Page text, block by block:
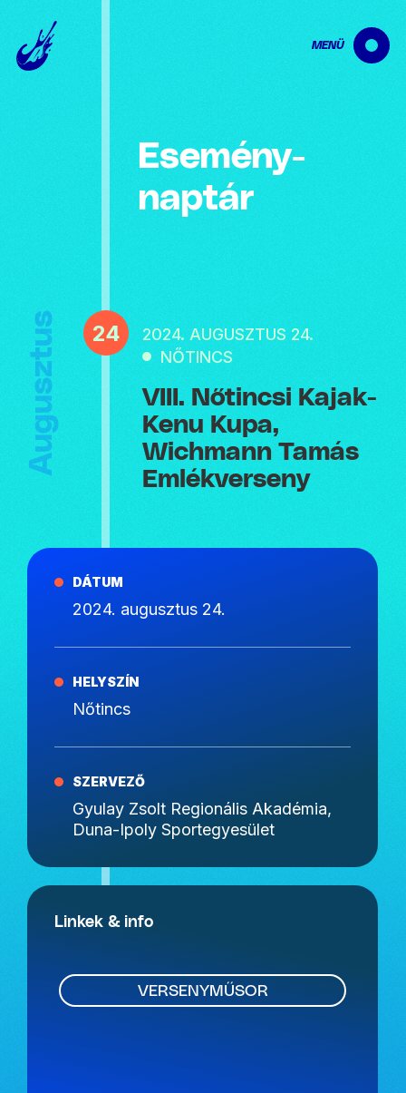
MENÜ
Esemény­
naptár
Augusztus 24
2024. AUGUSZTUS 24.
NŐTINCS
VIII. Nőtincsi Kajak-
Kenu Kupa,
Wichmann Tamás
Emlékverseny
DÁTUM
2024. augusztus 24.
HELYSZÍN
Nőtincs
SZERVEZŐ
Gyulay Zsolt Regionális Akadémia,
Duna-Ipoly Sportegyesület
Linkek & info
VERSENYMŰSOR